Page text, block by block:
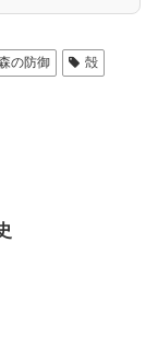
の防御
殻